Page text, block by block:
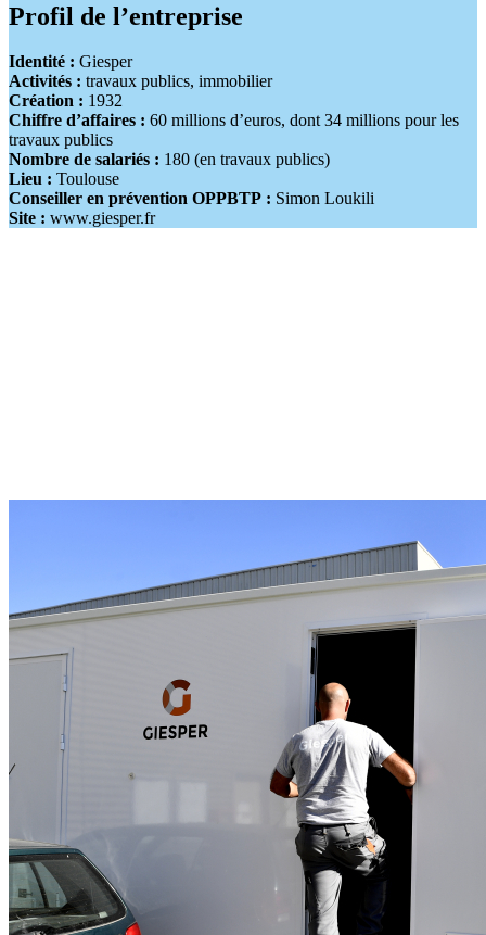
Profil de l’entreprise
Identité : Giesper
Activités : travaux publics, immobilier
Création : 1932
Chiffre d’affaires : 60 millions d’euros, dont 34 millions pour les
travaux publics
Nombre de salariés : 180 (en travaux publics)
Lieu : Toulouse
Conseiller en prévention OPPBTP : Simon Loukili
Site : www.giesper.fr